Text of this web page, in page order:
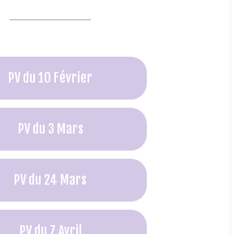
PV du 10 Février
PV du 3 Mars
PV du 24 Mars
PV du 7 Avril